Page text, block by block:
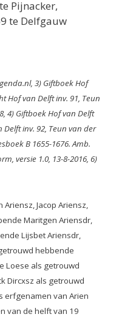
Pijnacker,
te Delfgauw
3) Giftboek Hof
Hof van Delft inv. 91, Teun
4) Giftboek Hof van Delft
Delft inv. 92, Teun van der
B 1655-1676. Amb.
versie 1.0, 13-8-2016, 6)
Jacop Ariensz,
Maritgen Ariensdr,
Lijsbet Ariensdr,
hebbende
Loese als getrouwd
Dircxsz als getrouwd
erfgenamen van Arien
van de helft van 19